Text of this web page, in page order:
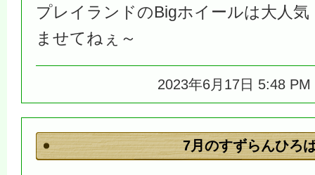
プレイランドのBigホイールは大人
ませてねぇ～
2023年6月17日 5:48
7月のすずらんひろ